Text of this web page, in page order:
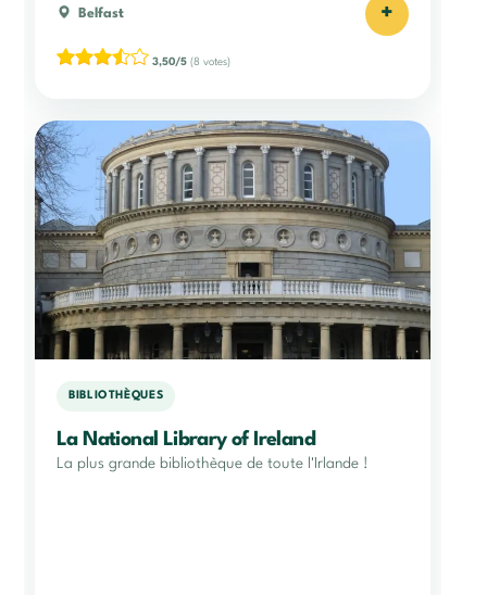
Belfast +
3,50/5 (8 votes)
BIBLIOTHÈQUES
La National Library of Ireland
La plus grande bibliothèque de toute l'Irlande !